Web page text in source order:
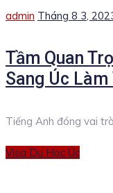
Author
admin Posted
Tháng 8 3,
Tầm Quan
Sang Úc Làm
Tiếng Anh đóng vai
Categories
Visa Du Học Úc